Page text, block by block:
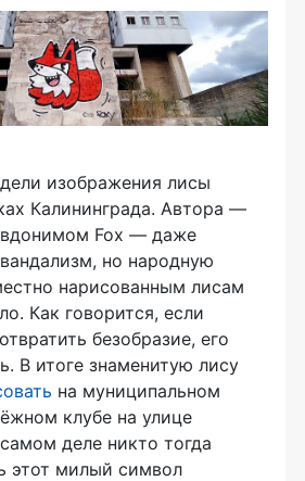
изображения лисы
Калининграда. Автора —
Fox — даже
но народную
нарисованным лисам
Как говорится, если
безобразие, его
В итоге знаменитую лису
на муниципальном
клубе на улице
деле никто тогда
этот милый символ